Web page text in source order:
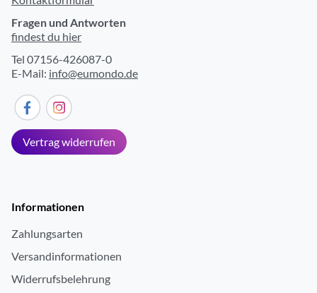
Fragen und Antworten
findest du hier
Tel 07156-426087-0
E-Mail: info@eumondo.de
Vertrag widerrufen
Informationen
Zahlungsarten
Versandinformationen
Widerrufsbelehrung